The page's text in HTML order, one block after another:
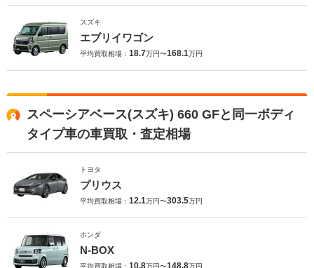
スズキ
エブリイワゴン
平均買取相場： 18.7万円〜168.1万円
スペーシアベース(スズキ) 660 GFと同一ボディ
タイプ車の車買取・査定相場
トヨタ
プリウス
平均買取相場： 12.1万円〜303.5万円
ホンダ
N-BOX
平均買取相場： 万円〜 万円